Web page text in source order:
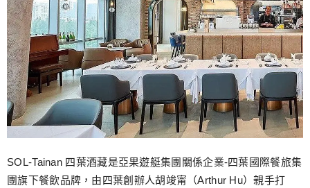
SOL-Tainan 四葉酒藏是亞果遊艇集團關係企業-四葉國際餐旅集
團旗下餐飲品牌，由四葉創辦人胡竣甯（Arthur Hu）親手打